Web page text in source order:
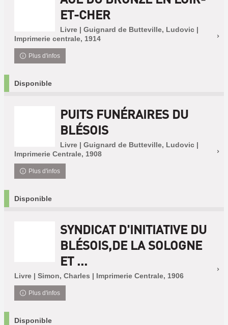
ET-CHER
Livre | Guignard de Butteville, Ludovic |
Imprimerie centrale, 1914
Plus d'infos
Disponible
PUITS FUNÉRAIRES DU
BLÉSOIS
Livre | Guignard de Butteville, Ludovic |
Imprimerie Centrale, 1908
Plus d'infos
Disponible
SYNDICAT D'INITIATIVE DU
BLÉSOIS,DE LA SOLOGNE
ET ...
Livre | Simon, Charles | Imprimerie Centrale, 1906
Plus d'infos
Disponible